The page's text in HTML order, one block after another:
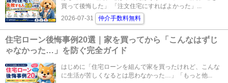
買って後悔した」 「注文住宅にすればよかった」...
2026-07-31
仲介手数料無料
住宅ローン後悔事例20選｜家を買ってから「こんなはずじ
ゃなかった…」を防ぐ完全ガイド
はじめに「住宅ローンを組んで家を買ったけれど、こんな
に生活が苦しくなるとは思わなかった…」「もっと他...